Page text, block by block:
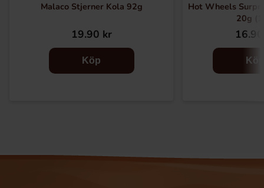
Malaco Stjerner Kola 92g
19.90 kr
Köp
Hot Wheels
20g
Köp